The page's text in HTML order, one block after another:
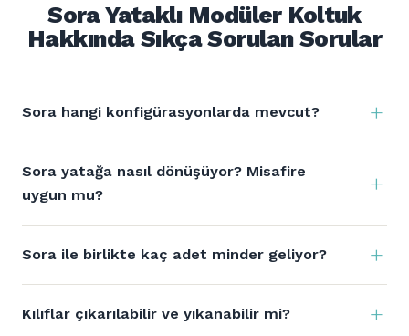
Sora Yataklı Modüler Koltuk
Hakkında Sıkça Sorulan Sorular
Sora hangi konfigürasyonlarda mevcut?
Sora yatağa nasıl dönüşüyor? Misafire
uygun mu?
Sora ile birlikte kaç adet minder geliyor?
Kılıflar çıkarılabilir ve yıkanabilir mi?